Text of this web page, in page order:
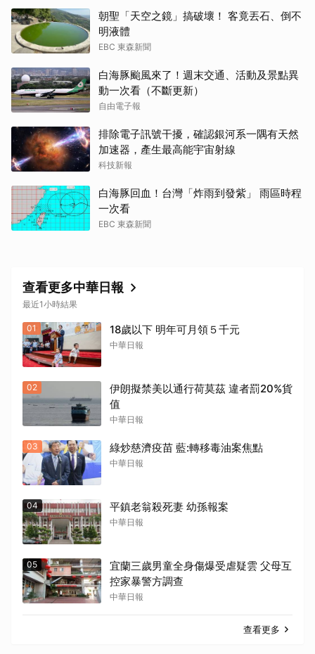
朝聖「天空之鏡」搞破壞！ 客竟丟石、倒不
明液體
EBC 東森新聞
白海豚颱風來了！週末交通、活動及景點異
動一次看（不斷更新）
自由電子報
排除電子訊號干擾，確認銀河系一隅有天然
加速器，產生最高能宇宙射線
科技新報
白海豚回血！台灣「炸雨到發紫」 雨區時程
一次看
EBC 東森新聞
查看更多中華日報
最近1小時結果
01 18歲以下 明年可月領５千元
中華日報
02
伊朗擬禁美以通行荷莫茲 違者罰20%貨
值
中華日報
03 綠炒慈濟疫苗 藍:轉移毒油案焦點
中華日報
04 平鎮老翁殺死妻 幼孫報案
中華日報
05
宜蘭三歲男童全身傷爆受虐疑雲 父母互
控家暴警方調查
中華日報
查看更多